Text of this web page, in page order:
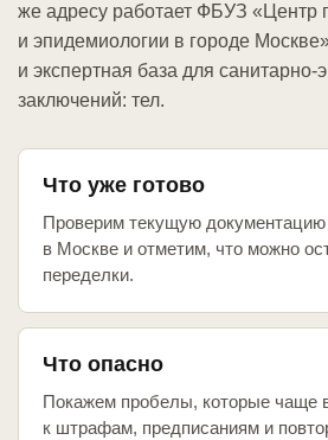
же адресу работает ФБУЗ «Центр
и эпидемиологии в городе
и экспертная база для санитарно-
заключений: тел.
Что уже готово
Проверим текущую документацию
в Москве и отметим, что можно
переделки.
Что опасно
Покажем пробелы, которые чаще
к штрафам, предписаниям и